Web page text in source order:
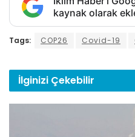
kaynak olarak
Tags: COP26 Covid-19
İlginizi Çekebilir